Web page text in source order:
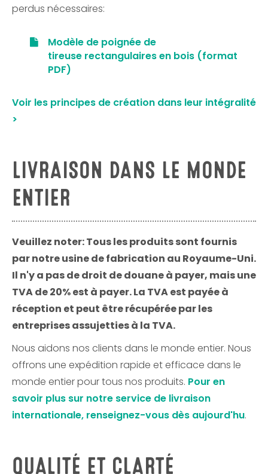
perdus nécessaires:
Modèle de poignée de
tireuse rectangulaires en bois (format
PDF)
Voir les principes de création dans leur intégralité
>
LIVRAISON DANS LE MONDE
ENTIER
Veuillez noter: Tous les produits sont fournis
par notre usine de fabrication au Royaume-Uni.
Il n'y a pas de droit de douane à payer, mais une
TVA de 20% est à payer. La TVA est payée à
réception et peut être récupérée par les
entreprises assujetties à la TVA.
Nous aidons nos clients dans le monde entier. Nous
offrons une expédition rapide et efficace dans le
monde entier pour tous nos produits. Pour en
savoir plus sur notre service de livraison
internationale, renseignez-vous dès aujourd'hu.
QUALITÉ ET CLARTÉ